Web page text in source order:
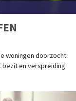
woningen doorzocht
bezit en verspreiding